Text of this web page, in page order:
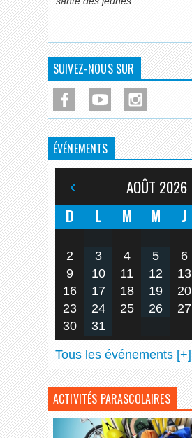
SUIVEZ-NOUS SUR
ÉVÉNEMENTS
AOÛT 2026
D
L M M J
2
3 4 5 6
9
10 11 12 13
16
17 18 19 20
23
24 25 26 27
30
31
Tous les événements [+]
ACTIVITÉS PARASCOLAIRES